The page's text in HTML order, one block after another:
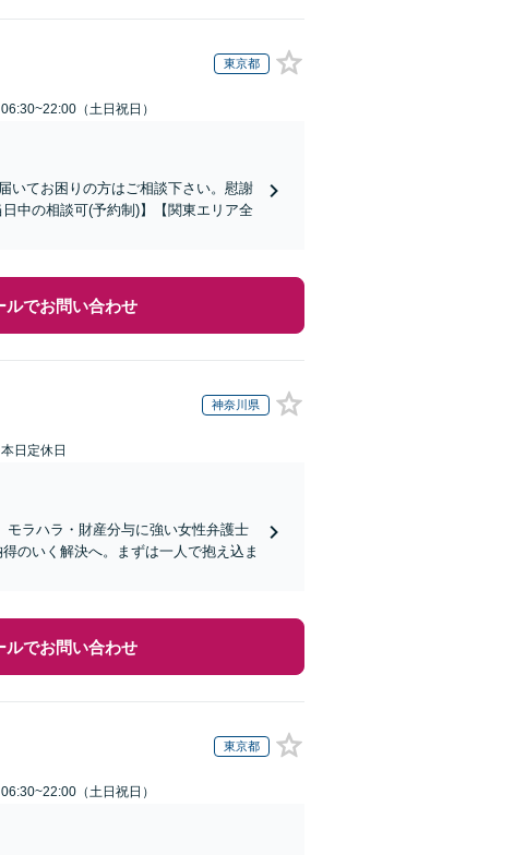
東京都
（土日祝日）
いてお困りの方はご相談下さい。慰謝
中の相談可(予約制)】【関東エリア全
ルでお問い合わせ
神奈川県
日定休日
モラハラ・財産分与に強い女性弁護士
のいく解決へ。まずは一人で抱え込ま
ルでお問い合わせ
東京都
（土日祝日）